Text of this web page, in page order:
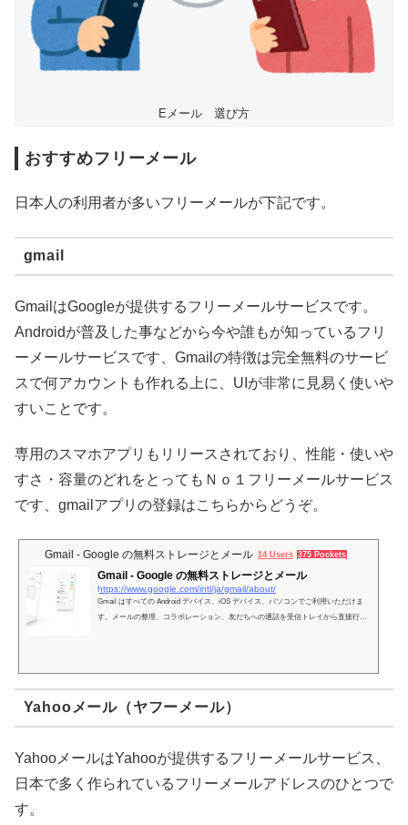
Eメール 選び方
おすすめフリーメール
日本人の利用者が多いフリーメールが下記です。
gmail
GmailはGoogleが提供するフリーメールサービスです。
Androidが普及した事などから今や誰もが知っているフリ
ーメールサービスです、Gmailの特徴は完全無料のサービ
スで何アカウントも作れる上に、UIが非常に見易く使いや
すいことです。
専用のスマホアプリもリリースされており、性能・使いや
すさ・容量のどれをとってもＮｏ１フリーメールサービス
です、gmailアプリの登録はこちらからどうぞ。
Gmail - Google の無料ストレージとメール 14 Users 375 Pockets
Gmail - Google の無料ストレージとメール
https://www.google.com/intl/ja/gmail/about/
Gmail はすべての Android デバイス、iOS デバイス、パソコンでご利用いただけま
す。メールの整理、コラボレーション、友だちへの通話を受信トレイから直接行え
Yahooメール（ヤフーメール）
YahooメールはYahooが提供するフリーメールサービス、
日本で多く作られているフリーメールアドレスのひとつで
す。